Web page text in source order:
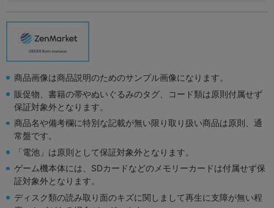
商品画像は商品説明のためのサンプル画像になります。
販促物、書籍の帯やぬいぐるみのタグ、コード類は原則付属せず
保証対象外となります。
商品名や備考欄に特別な記載が無い限り取り扱い商品は原則、通
常盤です。
「電池」は原則として保証対象外となります。
ゲーム機本体には、SDカードなどのメモリーカードは付属せず保
証対象外となります。
ディスク類の読み取り面のキズに関しまして再生に支障が無い程